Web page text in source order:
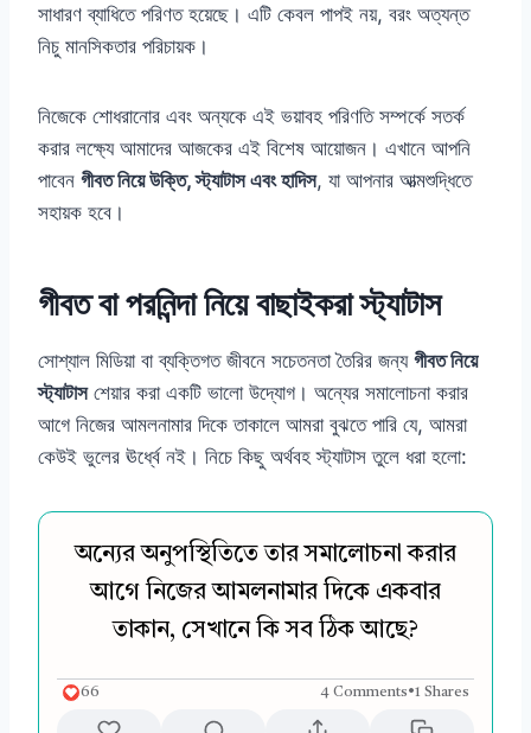
সাধারণ ব্যাধিতে পরিণত হয়েছে। এটি কেবল পাপই নয়, বরং অত্যন্ত
নিচু মানসিকতার পরিচায়ক।
নিজেকে শোধরানোর এবং অন্যকে এই ভয়াবহ পরিণতি সম্পর্কে সতর্ক
করার লক্ষ্যে আমাদের আজকের এই বিশেষ আয়োজন। এখানে আপনি
পাবেন গীবত নিয়ে উক্তি, স্ট্যাটাস এবং হাদিস, যা আপনার আত্মশুদ্ধিতে
সহায়ক হবে।
গীবত বা পরনিন্দা নিয়ে বাছাইকরা স্ট্যাটাস
সোশ্যাল মিডিয়া বা ব্যক্তিগত জীবনে সচেতনতা তৈরির জন্য গীবত নিয়ে
স্ট্যাটাসশেয়ার করা একটি ভালো উদ্যোগ। অন্যের সমালোচনা করার
আগে নিজের আমলনামার দিকে তাকালে আমরা বুঝতে পারি যে, আমরা
কেউই ভুলের ঊর্ধ্বে নই। নিচে কিছু অর্থবহ স্ট্যাটাস তুলে ধরা হলো:
অন্যের অনুপস্থিতিতে তার সমালোচনা করার
আগে নিজের আমলনামার দিকে একবার
তাকান, সেখানে কি সব ঠিক আছে?
66 4 Comments•1 Shares